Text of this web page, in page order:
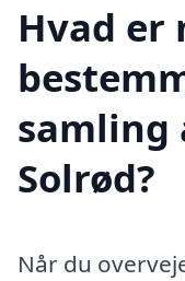
Hvad er
samling
Solrød?
Når du